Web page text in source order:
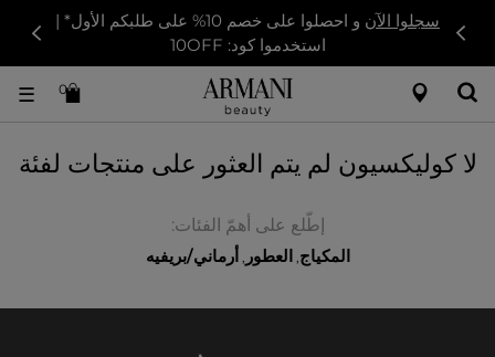
سجلوا الآن
و احصلوا على خصم 10% على طلبكم الأول* |
استخدموا كود: 10OFF
0
☰
لا كوليكسيون لم يتم العثور على منتجات لفئة
إطّلع على أهمّ الفئات:
المكياج, العطور , أرماني/بريفيه